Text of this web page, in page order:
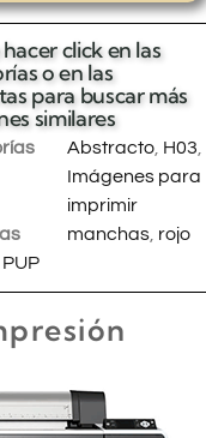
click en las
o en las
para buscar más
similares
Abstracto H03
Imágenes para
imprimir
manchas rojo
PUP